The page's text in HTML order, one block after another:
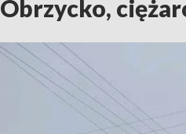
Obrzycko,